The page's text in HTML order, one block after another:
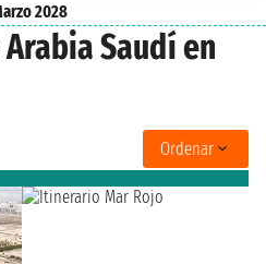
2028
Saudí en
Ordenar